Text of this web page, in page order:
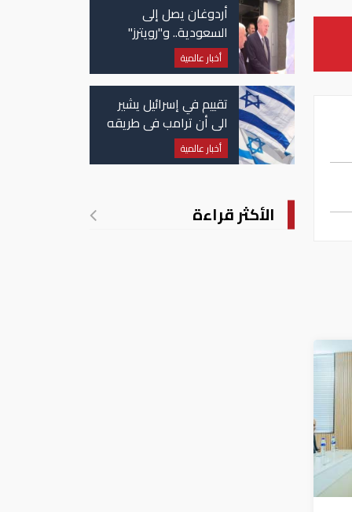
أردوغان يصل إلى
السعودية.. و"رويترز"
تكشف تفاصيل الاتفاق
المرتقب
أخبار عالمية
تقييم في إسرائيل يشير
الى أن ترامب في طريقه
الى إبرام اتفاق مع إيران
أخبار عالمية
الأكثر قراءة